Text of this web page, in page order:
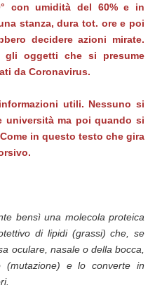
con umidità del 60% e in
stanza, dura tot. ore e poi
decidere azioni mirate.
gli oggetti che si presume
da Coronavirus.
utili. Nessuno si
università ma poi quando si
in questo testo che gira
bensì una molecola proteica
di lipidi (grassi) che, se
oculare, nasale o della bocca,
(mutazione) e lo converte in